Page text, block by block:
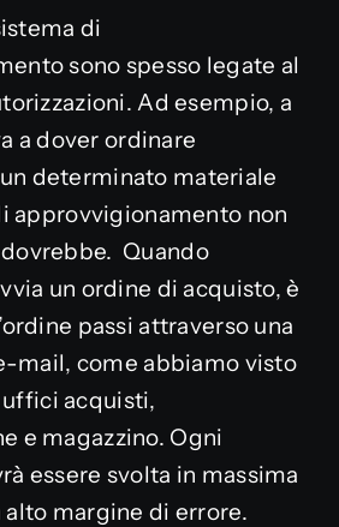
di
sono spesso legate al
Ad esempio, a
a dover ordinare
determinato materiale
approvvigionamento non
Quando
un ordine di acquisto, è
passi attraverso una
mail, come abbiamo visto
acquisti,
e magazzino. Ogni
essere svolta in massima
alto margine di errore.